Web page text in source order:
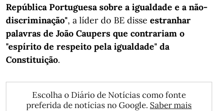
República Portuguesa sobre a igualdade e a não-
discriminação", a líder do BE disse estranhar
palavras de João Caupers que contrariam o
"espírito de respeito pela igualdade" da
Constituição.
Escolha o Diário de Notícias como fonte
preferida de notícias no Google. Saber mais